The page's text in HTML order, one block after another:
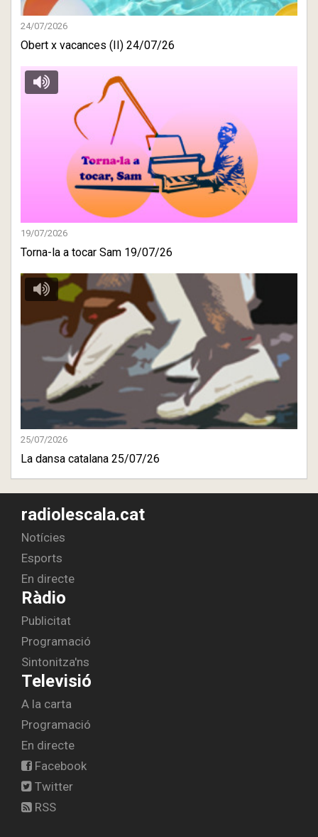
24/07/2026
Obert x vacances (II) 24/07/26
19/07/2026
Torna-la a tocar Sam 19/07/26
25/07/2026
La dansa catalana 25/07/26
radiolescala.cat
Notícies
Esports
En directe
Ràdio
Publicitat
Programació
Sintonitza'ns
Televisió
A la carta
Programació
En directe
Facebook
Twitter
RSS